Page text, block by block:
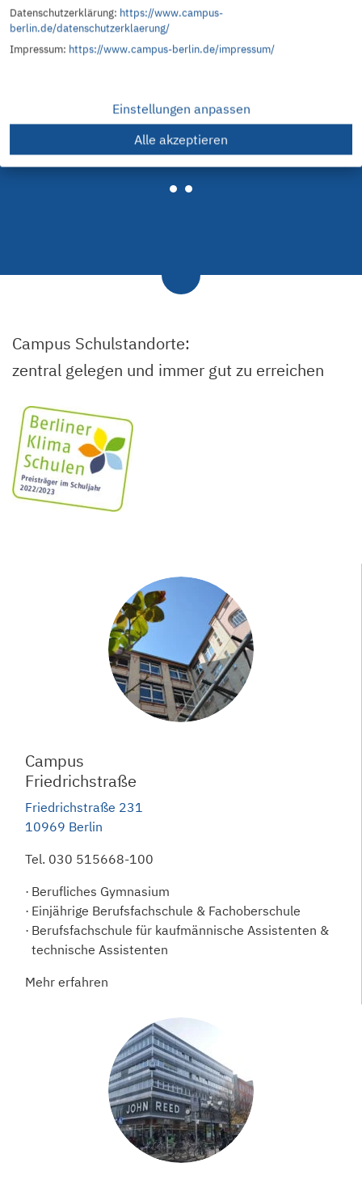
Datenschutzerklärung: https://www.campus-
berlin.de/datenschutzerklaerung/
Impressum: https://www.campus-berlin.de/impressum/
Einstellungen anpassen
Alle akzeptieren
erfolgreich beendet.
heute mit Erasmus+ im
Ausland.
Campus Schulstandorte:
zentral gelegen und immer gut zu erreichen
Campus
Friedrichstraße
Friedrichstraße 231
10969 Berlin
Tel. 030 515668-100
Berufliches Gymnasium
Einjährige Berufsfachschule & Fachoberschule
Berufsfachschule für kaufmännische Assistenten &
technische Assistenten
Mehr erfahren